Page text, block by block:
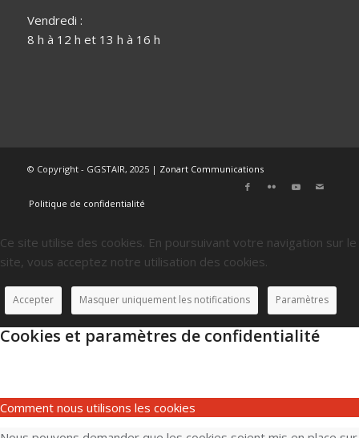
Vendredi :
8 h à 12 h et 13 h à 16 h
© Copyright - GGSTAIR, 2025 | Zonart Communications
Politique de confidentialité
Ce site utilise des cookies. En poursuivant votre navigation sur le
site, vous acceptez notre utilisation des cookies.
Accepter Masquer uniquement les notifications Paramètres
Cookies et paramètres de confidentialité
Comment nous utilisons les cookies